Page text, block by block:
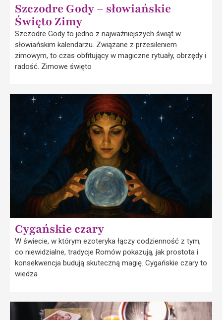
Szczodre Gody – słowiańskie
Święto Zimy
Szczodre Gody to jedno z najważniejszych świąt w
słowiańskim kalendarzu. Związane z przesileniem
zimowym, to czas obfitujący w magiczne rytuały, obrzędy i
radość. Zimowe święto
Cygańskie czary
W świecie, w którym ezoteryka łączy codzienność z tym,
co niewidzialne, tradycje Romów pokazują, jak prostota i
konsekwencja budują skuteczną magię. Cygańskie czary to
wiedza